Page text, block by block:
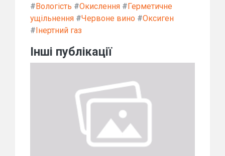
#Вологість #Окислення #Герметичне
ущільнення #Червоне вино #Оксиген
#Інертний газ
Інші публікації